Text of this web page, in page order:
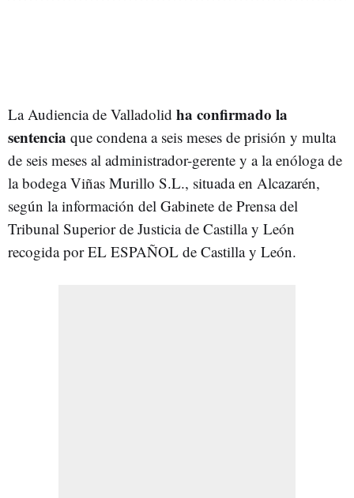
La Audiencia de Valladolid ha confirmado la
sentencia que condena a seis meses de prisión y multa
de seis meses al administrador-gerente y a la enóloga de
la bodega Viñas Murillo S.L., situada en Alcazarén,
según la información del Gabinete de Prensa del
Tribunal Superior de Justicia de Castilla y León
recogida por EL ESPAÑOL de Castilla y León.